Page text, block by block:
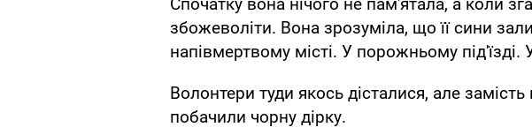
Спочатку вона нічого не пам'ятала, а коли
збожеволіти. Вона зрозуміла, що її сини
напівмертвому місті. У порожньому під'їзді.
Волонтери туди якось дісталися, але замість
побачили чорну дірку.